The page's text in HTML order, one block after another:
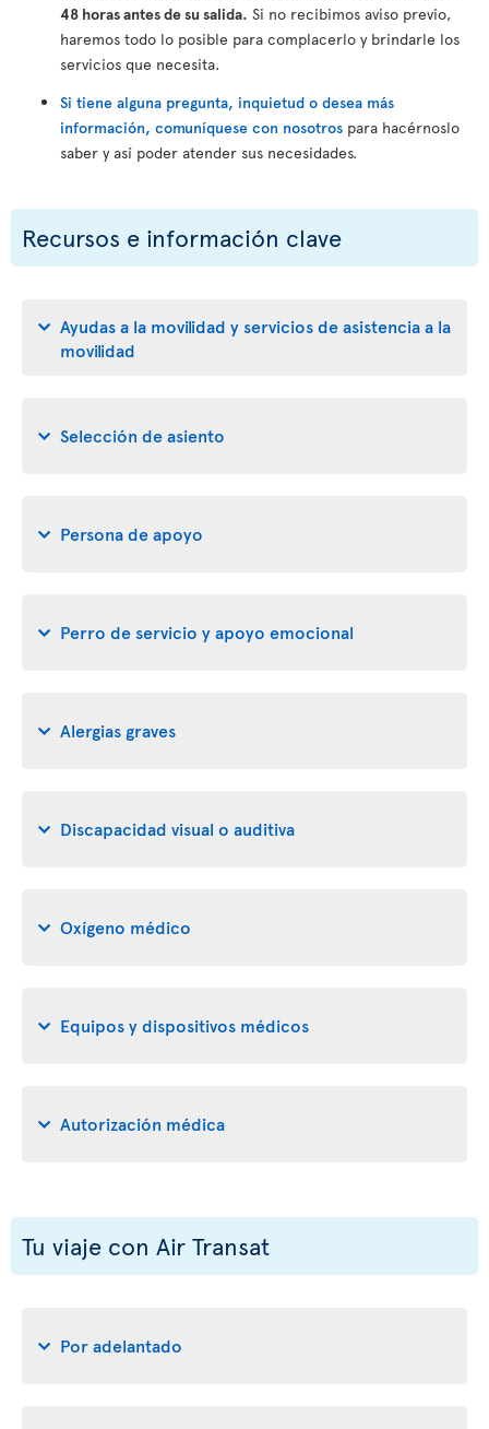
48 horas antes de su salida. Si no recibimos aviso previo,
haremos todo lo posible para complacerlo y brindarle los
servicios que necesita.
Si tiene alguna pregunta, inquietud o desea más
información, comuníquese con nosotros para hacérnoslo
saber y así poder atender sus necesidades.
Recursos e información clave
Ayudas a la movilidad y servicios de asistencia a la
movilidad
Selección de asiento
Persona de apoyo
Perro de servicio y apoyo emocional
Alergias graves
Discapacidad visual o auditiva
Oxígeno médico
Equipos y dispositivos médicos
Autorización médica
Tu viaje con Air Transat
Por adelantado